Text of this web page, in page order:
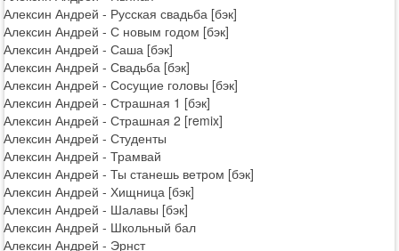
Алексин Андрей - Русская свадьба [бэк]
Алексин Андрей - С новым годом [бэк]
Алексин Андрей - Саша [бэк]
Алексин Андрей - Свадьба [бэк]
Алексин Андрей - Сосущие головы [бэк]
Алексин Андрей - Страшная 1 [бэк]
Алексин Андрей - Страшная 2 [remix]
Алексин Андрей - Студенты
Алексин Андрей - Трамвай
Алексин Андрей - Ты станешь ветром [бэк]
Алексин Андрей - Хищница [бэк]
Алексин Андрей - Шалавы [бэк]
Алексин Андрей - Школьный бал
Алексин Андрей - Эрнст